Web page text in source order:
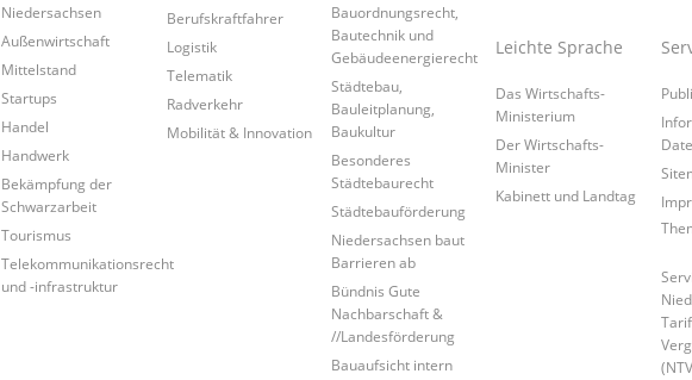
Niedersachsen
Außenwirtschaft
Mittelstand
Startups
Handel
Handwerk
Bekämpfung der
Schwarzarbeit
Tourismus
Telekommunikationsrecht
und -infrastruktur
Berufskraftfahrer
Logistik
Telematik
Radverkehr
Mobilität & Innovation
Bauordnungsrecht,
Bautechnik und
Gebäudeenergierecht
Städtebau,
Bauleitplanung,
Baukultur
Besonderes
Städtebaurecht
Städtebauförderung
Niedersachsen baut
Barrieren ab
Bündnis Gute
Nachbarschaft &
//Landesförderung
Bauaufsicht intern
Leichte Sprache
Das Wirtschafts-
Ministerium
Der Wirtschafts-
Minister
Kabinett und Landtag